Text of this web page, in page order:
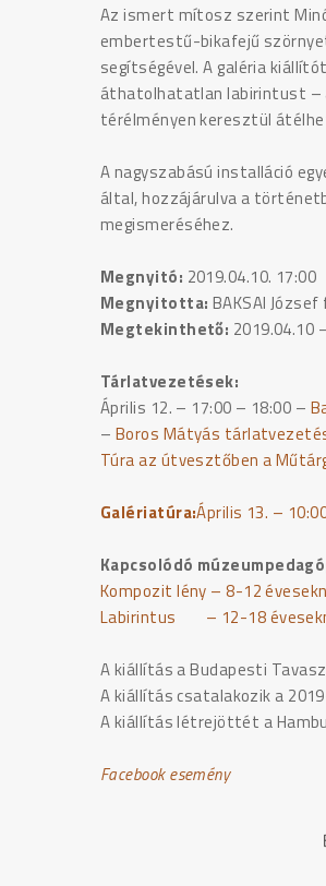
Az ismert mítosz szerint
embertestű-bikafejű
segítségével. A galéria
áthatolhatatlan labirintust –
térélményen keresztül
A nagyszabású installáció
által, hozzájárulva a
megismeréséhez.
Megnyitó: 2019.04.10. 17:00
Megnyitotta: BAKSAI
Megtekinthető: 2019.04.10
Tárlatvezetések:
Április 12. – 17:00 – 18:00 –
– Boros Mátyás
Túra az útvesztőben a
Galériatúra:Április 13. –
Kapcsolódó
Kompozit lény – 8-12
Labirintus – 12-18
A kiállítás a Budapesti
A kiállítás csatalakozik a
A kiállítás létrejöttét a
Facebook esemény